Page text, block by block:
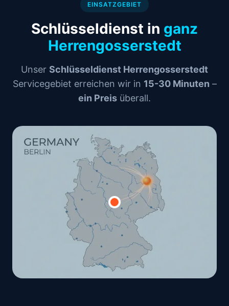
EINSATZGEBIET
Schlüsseldienst in ganz
Herrengosserstedt
Unser Schlüsseldienst Herrengosserstedt
Servicegebiet erreichen wir in 15-30 Minuten –
ein Preis überall.